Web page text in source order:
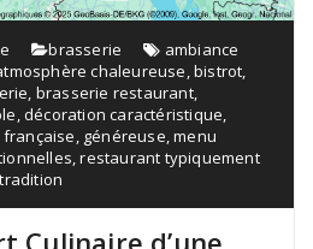
brasserie
ambiance
chaleureuse,bistrot,
, brasserie restaurant,
,décoration caractéristique,
, généreuse,menu
,restaurant typiquement
tradition
Culinaire d’une